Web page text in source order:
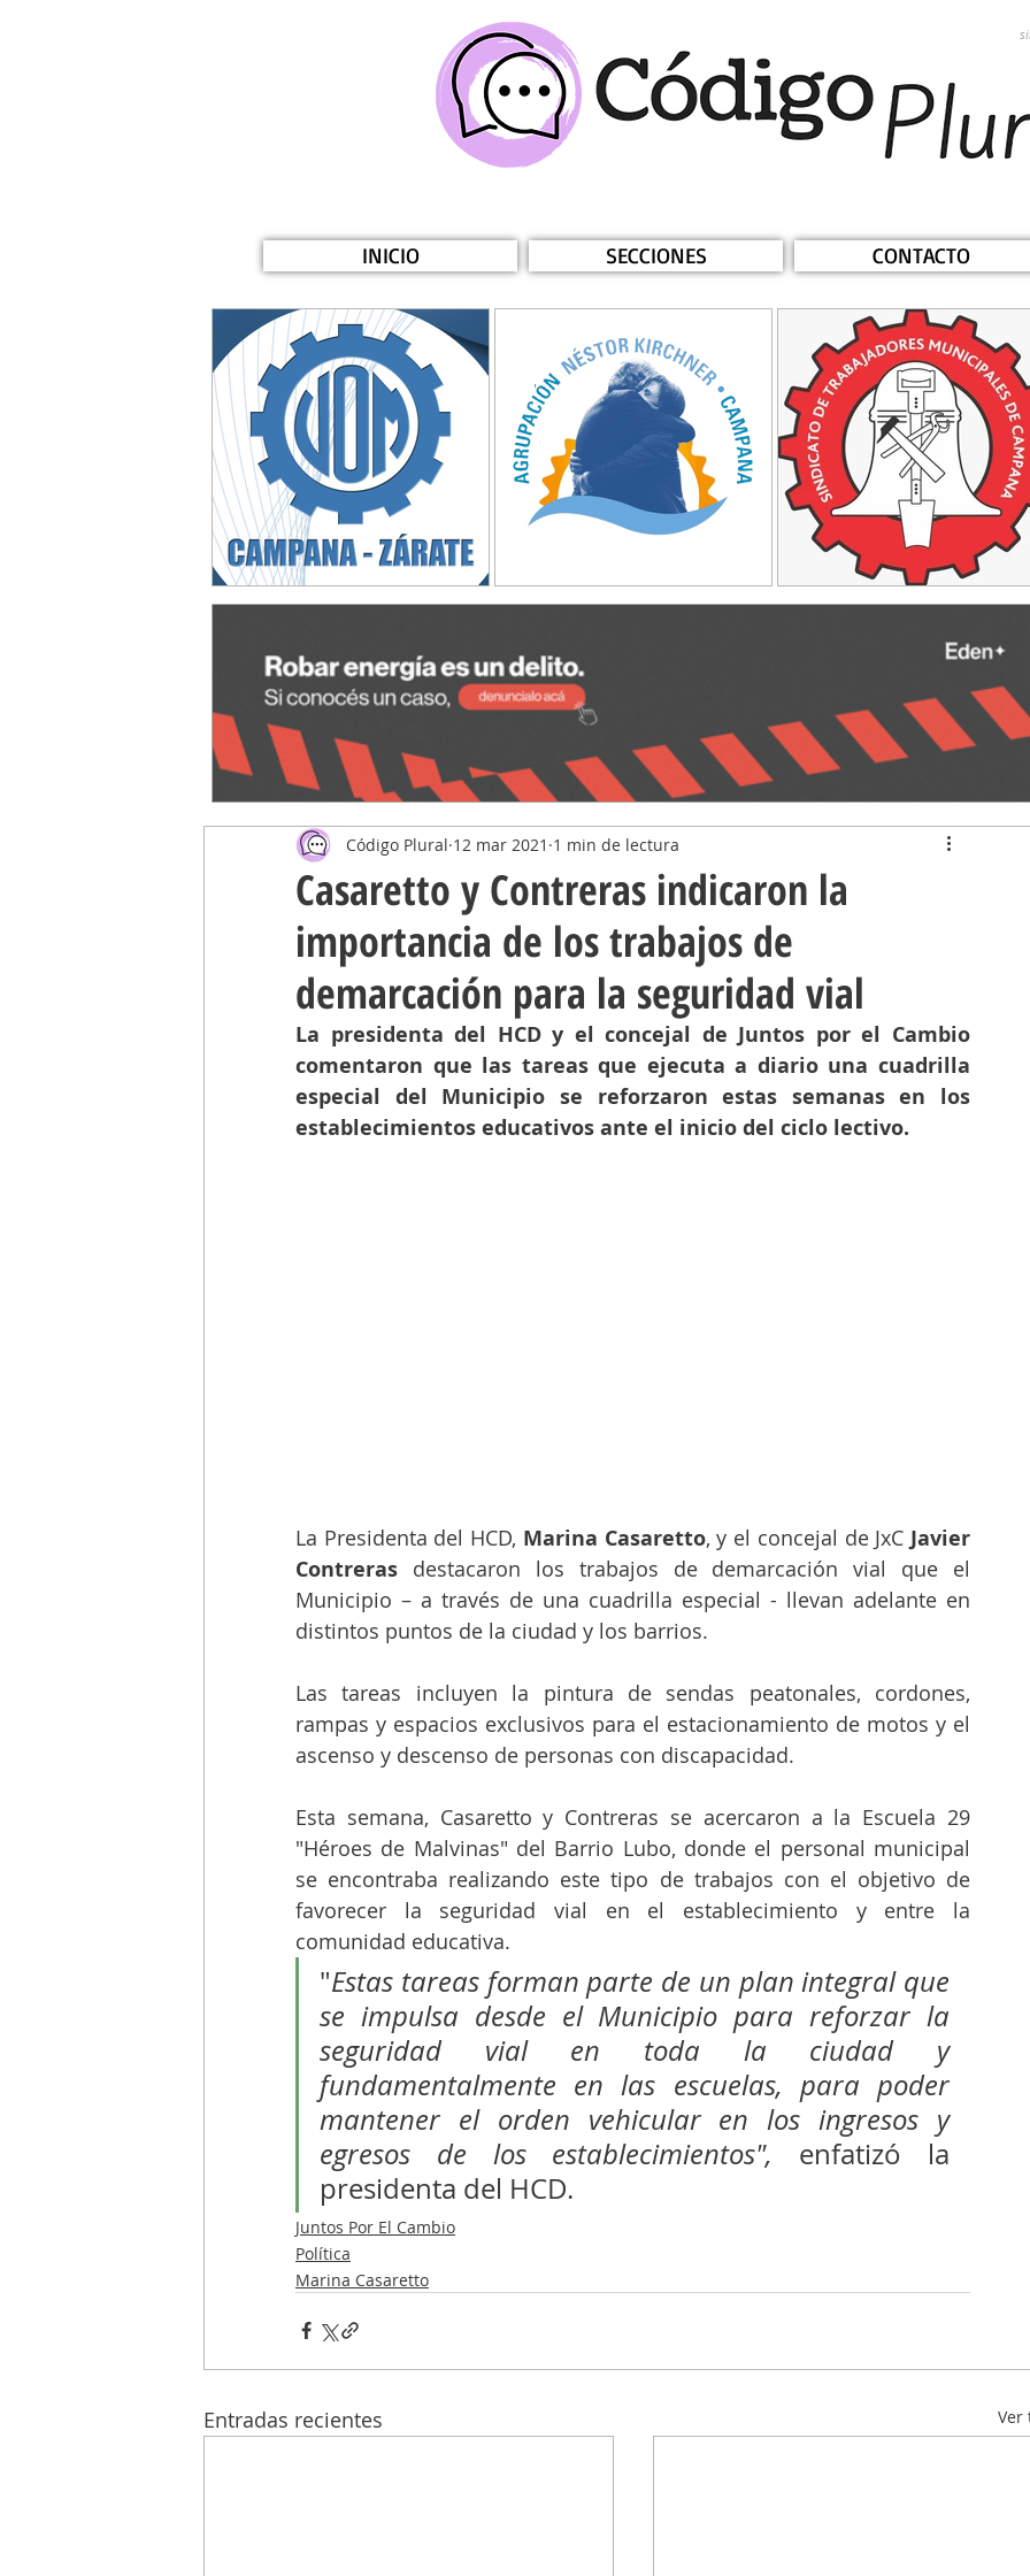
INICIO SECCIONES CONTACTO
Casaretto y Contreras indicaron la
importancia de los trabajos de
demarcación para la seguridad vial
Código Plural 12 mar 2021 1 min de lectura
La presidenta del HCD y el concejal de Juntos por el Cambio
comentaron que las tareas que ejecuta a diario una cuadrilla
especial del Municipio se reforzaron estas semanas en los
establecimientos educativos ante el inicio del ciclo lectivo.
La Presidenta del HCD, Marina Casaretto, y el concejal de JxC Javier
Contreras destacaron los trabajos de demarcación vial que el
Municipio – a través de una cuadrilla especial - llevan adelante en
distintos puntos de la ciudad y los barrios.
Las tareas incluyen la pintura de sendas peatonales, cordones,
rampas y espacios exclusivos para el estacionamiento de motos y el
ascenso y descenso de personas con discapacidad.
Esta semana, Casaretto y Contreras se acercaron a la Escuela 29
"Héroes de Malvinas" del Barrio Lubo, donde el personal municipal
se encontraba realizando este tipo de trabajos con el objetivo de
favorecer la seguridad vial en el establecimiento y entre la
comunidad educativa.
"Estas tareas forman parte de un plan integral que
se impulsa desde el Municipio para reforzar la
seguridad vial en toda la ciudad y
fundamentalmente en las escuelas, para poder
mantener el orden vehicular en los ingresos y
egresos de los establecimientos", enfatizó la
presidenta del HCD.
Juntos Por El Cambio
Política
Marina Casaretto
Entradas recientes Ver